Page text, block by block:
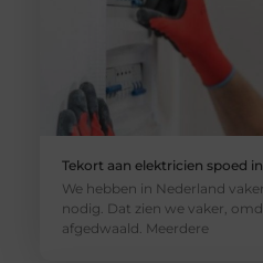
Tekort aan elektricien spoed
We hebben in Nederland
nodig. Dat zien we vaker,
afgedwaald. Meerdere